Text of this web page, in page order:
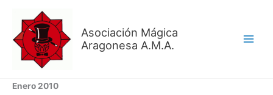
contenido
Asociación Mágica
Aragonesa A.M.A.
Enero 2010